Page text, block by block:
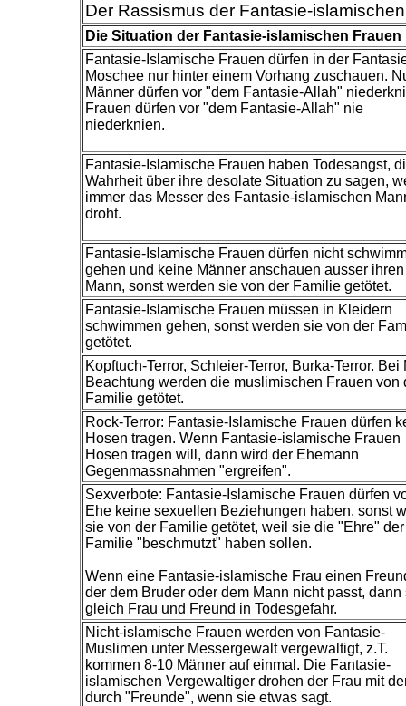
Der Rassismus der Fantasie-
Die Situation der Fantasie-islamischen Frauen
Fantasie-Islamische Frauen dürfen in der
Moschee nur hinter einem Vorhang zuschauen.
Männer dürfen vor "dem Fantasie-Allah"
Frauen dürfen vor "dem Fantasie-Allah" nie
niederknien.
Fantasie-Islamische Frauen haben Todesangst,
Wahrheit über ihre desolate Situation zu sagen,
immer das Messer des Fantasie-islamischen
droht.
Fantasie-Islamische Frauen dürfen nicht
gehen und keine Männer anschauen ausser ihren
Mann, sonst werden sie von der Familie getötet.
Fantasie-Islamische Frauen müssen in Kleidern
schwimmen gehen, sonst werden sie von der
getötet.
Kopftuch-Terror, Schleier-Terror, Burka-Terror. Bei
Beachtung werden die muslimischen Frauen von
Familie getötet.
Rock-Terror: Fantasie-Islamische Frauen dürfen
Hosen tragen. Wenn Fantasie-islamische Frauen
Hosen tragen will, dann wird der Ehemann
Gegenmassnahmen "ergreifen".
Sexverbote: Fantasie-Islamische Frauen dürfen
Ehe keine sexuellen Beziehungen haben, sonst
sie von der Familie getötet, weil sie die "Ehre" der
Familie "beschmutzt" haben sollen.
Wenn eine Fantasie-islamische Frau einen
der dem Bruder oder dem Mann nicht passt, dann
gleich Frau und Freund in Todesgefahr.
Nicht-islamische Frauen werden von Fantasie-
Muslimen unter Messergewalt vergewaltigt, z.T.
kommen 8-10 Männer auf einmal. Die Fantasie-
islamischen Vergewaltiger drohen der Frau mit
durch "Freunde", wenn sie etwas sagt.